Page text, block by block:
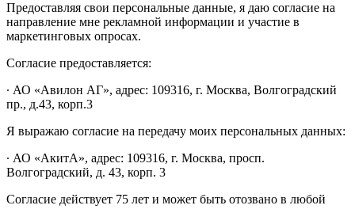
Предоставляя свои персональные данные, я даю согласие на
направление мне рекламной информации и участие в
маркетинговых опросах.
Согласие предоставляется:
∙ АО «Авилон АГ», адрес: 109316, г. Москва, Волгоградский
пр., д.43, корп.3
Я выражаю согласие на передачу моих персональных данных:
∙ АО «АкитА», адрес: 109316, г. Москва, просп.
Волгоградский, д. 43, корп. 3
Согласие действует 75 лет и может быть отозвано в любой